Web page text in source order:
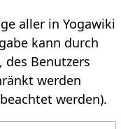
aller in Yogawiki
kann durch
des Benutzers
werden
werden).